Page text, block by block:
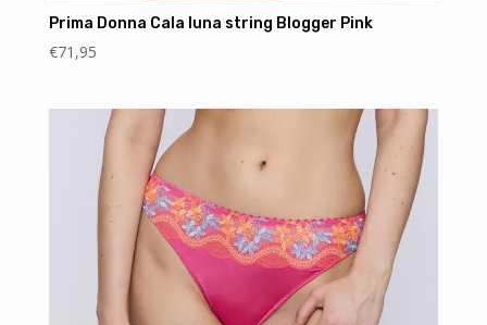
Prima Donna Cala luna string Blogger Pink
€71,95